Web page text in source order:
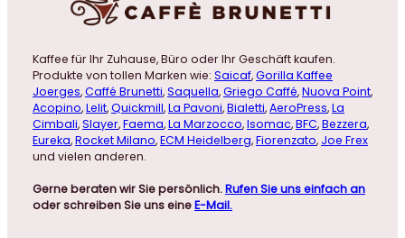
Kaffee für Ihr Zuhause, Büro oder Ihr Geschäft kaufen.
Produkte von tollen Marken wie: Saicaf,Gorilla Kaffee
Joerges,Caffé Brunetti,Saquella,Griego Caffé,Nuova Point,
Acopino,Lelit,Quickmill,La Pavoni,Bialetti,AeroPress,La
Cimbali,Slayer,Faema,La Marzocco,Isomac,BFC,Bezzera,
Eureka,Rocket Milano,ECM Heidelberg,Fiorenzato, Joe Frex
und vielen anderen.
Gerne beraten wir Sie persönlich.Rufen Sie uns einfach an
oder schreiben Sie uns eineE-Mail.